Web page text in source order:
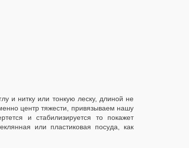
и нитку или тонкую леску, длиной не
центр тяжести, привязываем нашу
и стабилизируется то покажет
или пластиковая посуда, как